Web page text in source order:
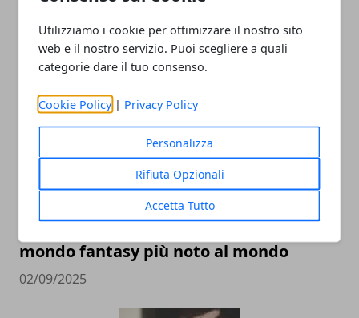
Utilizziamo i cookie per ottimizzare il nostro sito
web e il nostro servizio. Puoi scegliere a quali
categorie dare il tuo consenso.
Cookie Policy | Privacy Policy
Personalizza
Rifiuta Opzionali
Accetta Tutto
ARTICOLI CORRELATI
L’universo Harry Potter: libri, film,
mostre e serie TV, tutte le versioni del
mondo fantasy più noto al mondo
02/09/2025